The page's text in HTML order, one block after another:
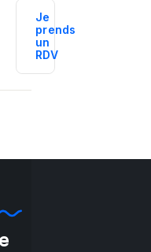
Je
prends
un
RDV